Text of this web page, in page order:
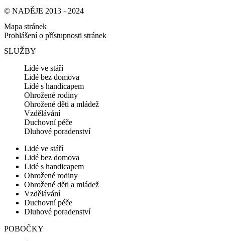
© NADĚJE 2013 - 2024
Mapa stránek
Prohlášení o přístupnosti stránek
SLUŽBY
Lidé ve stáří
Lidé bez domova
Lidé s handicapem
Ohrožené rodiny
Ohrožené děti a mládež
Vzdělávání
Duchovní péče
Dluhové poradenství
Lidé ve stáří
Lidé bez domova
Lidé s handicapem
Ohrožené rodiny
Ohrožené děti a mládež
Vzdělávání
Duchovní péče
Dluhové poradenství
POBOČKY